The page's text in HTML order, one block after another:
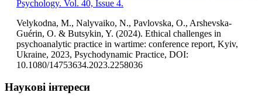
Psychology. Vol. 40, Issue 4.
Velykodna, M., Nalyvaiko, N., Pavlovska, O., Arshevska-
Guérin, O. & Butsykin, Y. (2024). Ethical challenges in
psychoanalytic practice in wartime: conference report, Kyiv,
Ukraine, 2023, Psychodynamic Practice, DOI:
10.1080/14753634.2023.2258036
Наукові інтереси